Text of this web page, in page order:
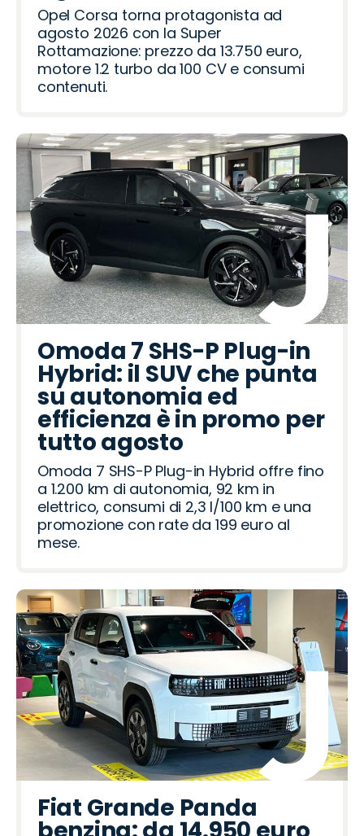
i
t
v
e
r
m
e
o
n
Opel Corsa torna protagonista ad
agosto 2026 con la Super
Rottamazione: prezzo da 13.750 euro,
motore 1.2 turbo da 100 CV e consumi
contenuti.
Omoda 7 SHS-P Plug-in
Hybrid: il SUV che punta
su autonomia ed
efficienza è in promo per
tutto agosto
Omoda 7 SHS-P Plug-in Hybrid offre fino
a 1.200 km di autonomia, 92 km in
elettrico, consumi di 2,3 l/100 km e una
promozione con rate da 199 euro al
mese.
Fiat Grande Panda